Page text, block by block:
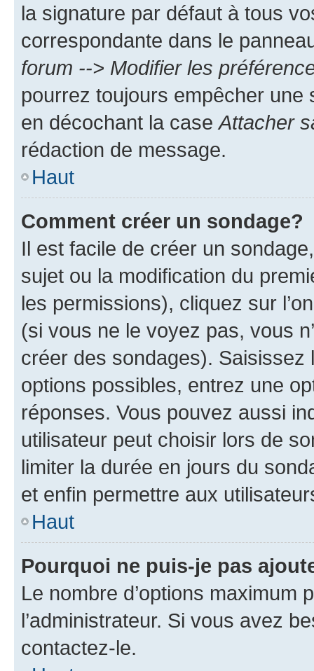
la signature par défaut à tous
correspondante dans le
forum --> Modifier les
pourrez toujours empêcher une
en décochant la case Attacher
rédaction de message.
Haut
Comment créer un sondage?
Il est facile de créer un
sujet ou la modification du
les permissions), cliquez sur
(si vous ne le voyez pas, vous
créer des sondages).
options possibles, entrez une
réponses. Vous pouvez aussi
utilisateur peut choisir lors de
limiter la durée en jours du
et enfin permettre aux
Haut
Pourquoi ne puis-je pas
Le nombre d’options maximum
l’administrateur. Si vous avez
contactez-le.